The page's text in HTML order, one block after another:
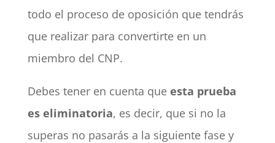
todo el proceso de oposición que tendrás
que realizar para convertirte en un
miembro del CNP.
Debes tener en cuenta que esta prueba
es eliminatoria, es decir, que si no la
superas no pasarás a la siguiente fase y